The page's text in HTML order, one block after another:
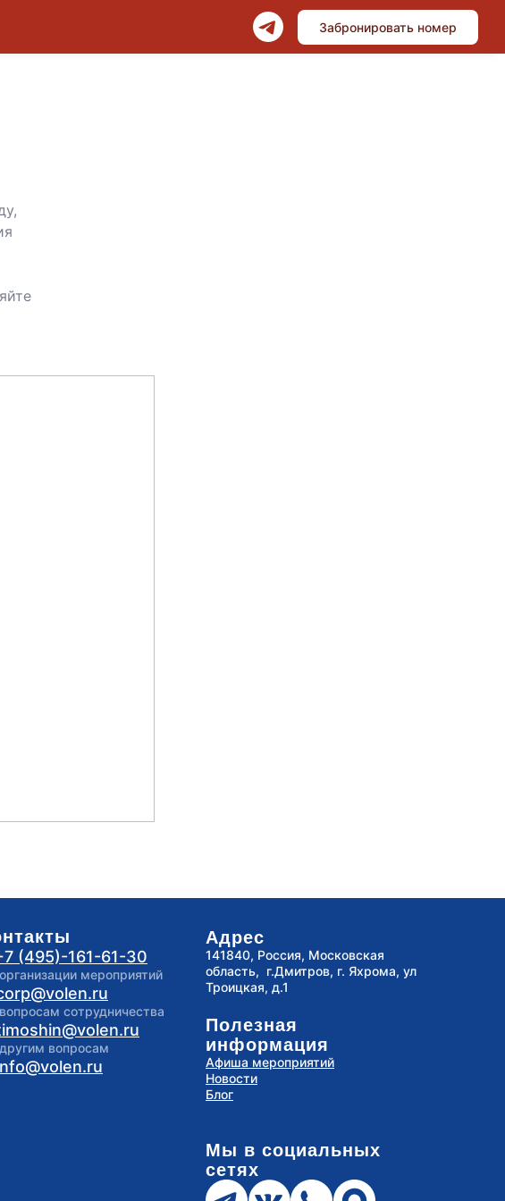
Забронировать номер
Мы в социальных
сетях
(495)-161-61-30
мероприятий
сотрудничества
вопросам
Адрес
141840, Россия, Московская
область, г.Дмитров, г. Яхрома, ул
Троицкая, д.1
Полезная
информация
Афиша мероприятий
Новости
Блог